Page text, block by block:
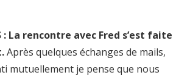
: La rencontre avec Fred s’est faite
Après quelques échanges de mails,
mutuellement je pense que nous